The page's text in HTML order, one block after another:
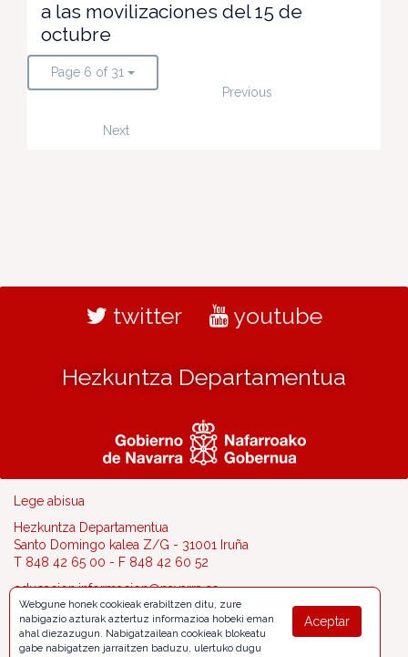
a las movilizaciones del 15 de
octubre
Page 6 of 31
Previous
Next
twitter youtube
Hezkuntza Departamentua
Lege abisua
Hezkuntza Departamentua
Santo Domingo kalea Z/G - 31001 Iruña
T 848 42 65 00 - F 848 42 60 52
educacion.informacion@navarra.es
Aceptar
Webgune honek cookieak erabiltzen ditu, zure
nabigazio azturak aztertuz informazioa hobeki eman
ahal diezazugun. Nabigatzailean cookieak blokeatu
gabe nabigatzen jarraitzen baduzu, ulertuko dugu